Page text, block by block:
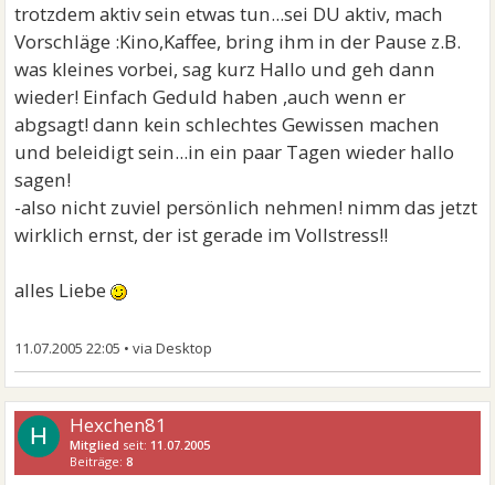
trotzdem aktiv sein etwas tun...sei DU aktiv, mach
Vorschläge :Kino,Kaffee, bring ihm in der Pause z.B.
was kleines vorbei, sag kurz Hallo und geh dann
wieder! Einfach Geduld haben ,auch wenn er
abgsagt! dann kein schlechtes Gewissen machen
und beleidigt sein...in ein paar Tagen wieder hallo
sagen!
-also nicht zuviel persönlich nehmen! nimm das jetzt
wirklich ernst, der ist gerade im Vollstress!!
alles Liebe
11.07.2005 22:05 •
H Hexchen81
Mitglied seit: 11.07.2005
Beiträge:8